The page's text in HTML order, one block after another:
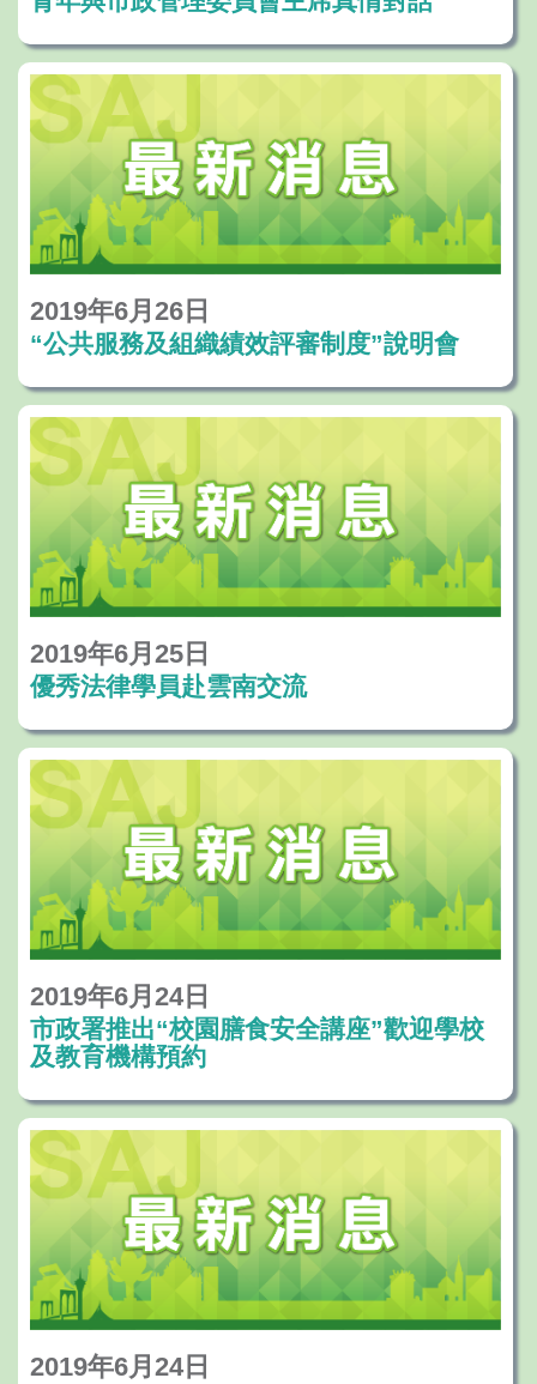
2019年6月26日
“公共服務及組織績效評審制度”說明會
2019年6月25日
優秀法律學員赴雲南交流
2019年6月24日
市政署推出“校園膳食安全講座”歡迎學校
及教育機構預約
2019年6月24日